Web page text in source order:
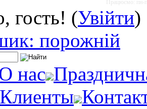
Працюємо: пн-
гость! (Увійти)
порожній
нас
Клиенты